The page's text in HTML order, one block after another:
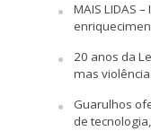
MAIS LIDAS
20 anos da
mas
Guarulhos
de